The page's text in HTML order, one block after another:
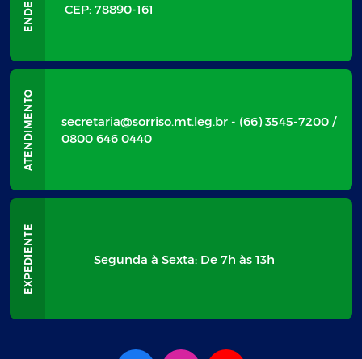
CEP: 78890-161
secretaria@sorriso.mt.leg.br - (66) 3545-7200 /
0800 646 0440
Segunda à Sexta: De 7h às 13h